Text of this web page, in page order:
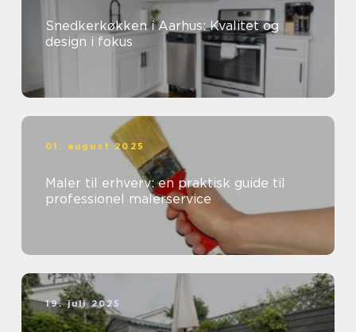
Snedkerkøkken i Aarhus: Kvalitet og
design i fokus
01. august 2025
Maler til erhverv: en praktisk guide til
professionel malerservice
19. juli 2025